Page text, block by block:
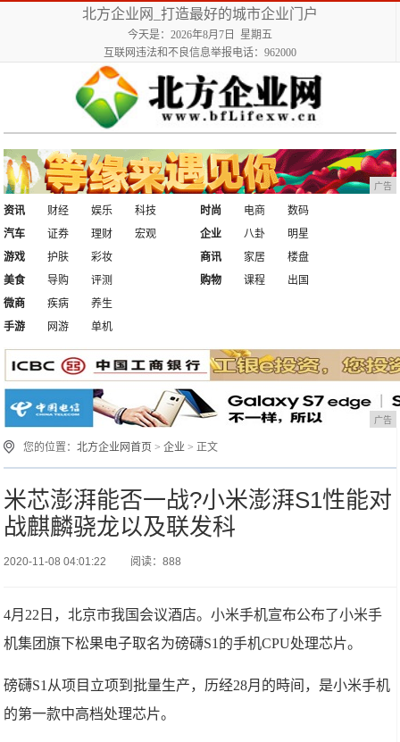
北方企业网_打造最好的城市企业门户
今天是：2026年8月7日 星期五
互联网违法和不良信息举报电话：962000
广告
资讯 财经 娱乐
科技
汽车
证券 理财 宏观
时尚 电商
数码
企业
八卦
明星
游戏
护肤
彩妆
美食
导购 评测
商讯 家居
楼盘
购物
课程
出国
微商
疾病
养生
手游
网游 单机
广告
您的位置：北方企业网首页 >企业 > 正文
米芯澎湃能否一战?小米澎湃S1性能对
战麒麟骁龙以及联发科
2020-11-08 04:01:22 阅读：888
4月22日，北京市我国会议酒店。小米手机宣布公布了小米手
机集团旗下松果电子取名为磅礴S1的手机CPU处理芯片。
磅礴S1从项目立项到批量生产，历经28月的時间，是小米手机
的第一款中高档处理芯片。